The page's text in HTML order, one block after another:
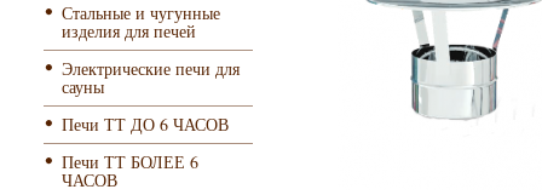
Стальные и чугунные
изделия для печей
Электрические печи для
сауны
Печи ТТ ДО 6 ЧАСОВ
Печи ТТ БОЛЕЕ 6
ЧАСОВ